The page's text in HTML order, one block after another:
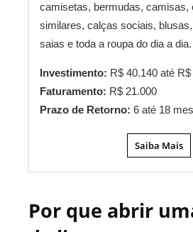
camisetas, bermudas, camisas,
similares, calças sociais,
saias e toda a roupa do dia a dia.
Investimento: R$ 40.140 até
Faturamento: R$ 21.000
Prazo de Retorno: 6 até 18
Saiba Mais
Por que abrir